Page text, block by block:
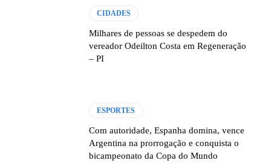
CIDADES
Milhares de pessoas se despedem do
vereador Odeilton Costa em Regeneração
– PI
ESPORTES
Com autoridade, Espanha domina, vence
Argentina na prorrogação e conquista o
bicampeonato da Copa do Mundo